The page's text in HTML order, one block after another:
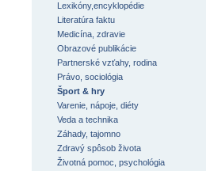
Lexikóny,encyklopédie
Literatúra faktu
Medicína, zdravie
Obrazové publikácie
Partnerské vzťahy, rodina
Právo, sociológia
Šport & hry
Varenie, nápoje, diéty
Veda a technika
Záhady, tajomno
Zdravý spôsob života
Životná pomoc, psychológia